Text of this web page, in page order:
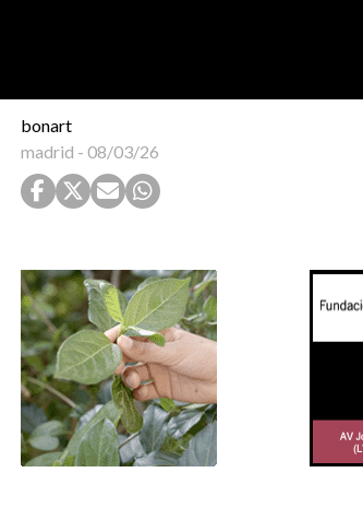
bonart
madrid - 08/03/26